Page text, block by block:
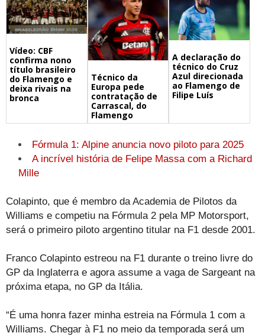
Vídeo: CBF
confirma nono
título brasileiro
do Flamengo e
deixa rivais na
bronca
Técnico da
Europa pede
contratação de
Carrascal, do
Flamengo
A declaração do
técnico do Cruz
Azul direcionada
ao Flamengo de
Filipe Luís
Fórmula 1: Alpine anuncia novo piloto para 2025
A incrível história de Felipe Massa com a Richard
Mille
Colapinto, que é membro da Academia de Pilotos da
Williams e competiu na Fórmula 2 pela MP Motorsport,
será o primeiro piloto argentino titular na F1 desde 2001.
Franco Colapinto estreou na F1 durante o treino livre do
GP da Inglaterra e agora assume a vaga de Sargeant na
próxima etapa, no GP da Itália.
“É uma honra fazer minha estreia na Fórmula 1 com a
Williams. Chegar à F1 no meio da temporada será um